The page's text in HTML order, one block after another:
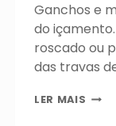
Ganchos e
do
roscado ou
das travas
LER MAIS